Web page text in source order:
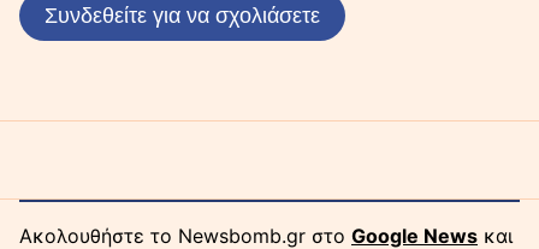
Συνδεθείτε για να σχολιάσετε
Ακολουθήστε το Newsbomb.gr στο Google News και